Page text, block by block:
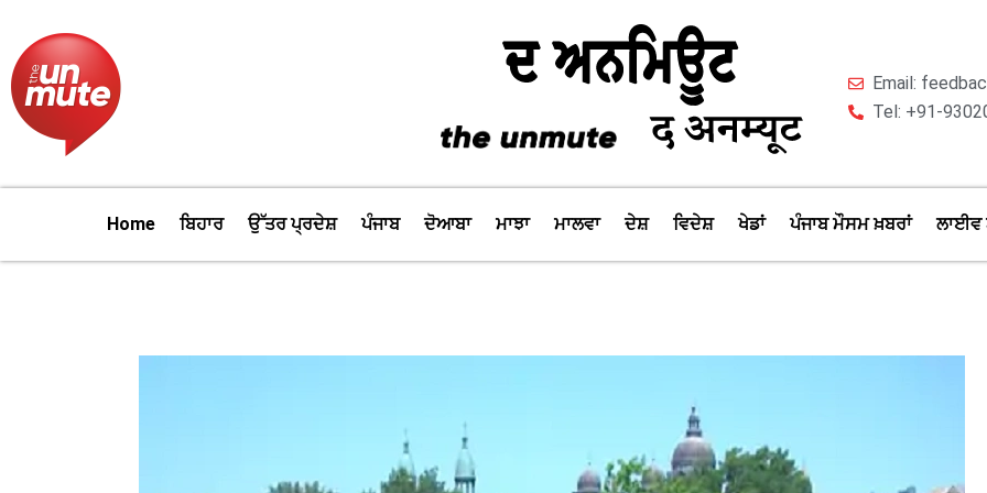
content
Email:
Tel: +91-
Home ਬਿਹਾਰ ਉੱਤਰ ਪ੍ਰਦੇਸ਼ ਪੰਜਾਬ ਦੋਆਬਾ ਮਾਝਾ ਮਾਲਵਾ ਦੇਸ਼ ਵਿਦੇਸ਼ ਖੇਡਾਂ ਪੰਜਾਬ ਮੌਸਮ ਖ਼ਬਰਾਂ ਲਾਈਵ